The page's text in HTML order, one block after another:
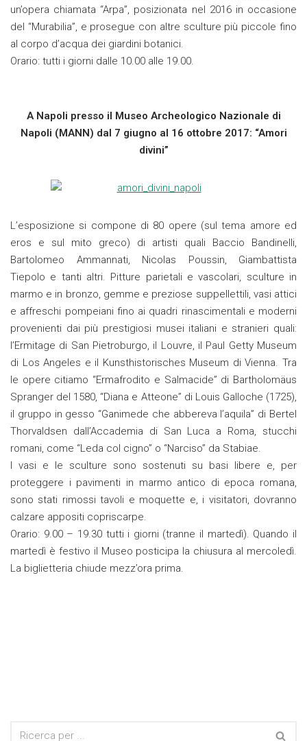
un’opera chiamata “Arpa”, posizionata nel 2016 in occasione
del “Murabilia”, e prosegue con altre sculture più piccole fino
al corpo d’acqua dei giardini botanici.
Orario: tutti i giorni dalle 10.00 alle 19.00.
A Napoli presso il Museo Archeologico Nazionale di
Napoli (MANN) dal 7 giugno al 16 ottobre 2017: “Amori
divini”
L’esposizione si compone di 80 opere (sul tema amore ed
eros e sul mito greco) di artisti quali Baccio Bandinelli,
Bartolomeo Ammannati, Nicolas Poussin, Giambattista
Tiepolo e tanti altri. Pitture parietali e vascolari, sculture in
marmo e in bronzo, gemme e preziose suppellettili, vasi attici
e affreschi pompeiani fino ai quadri rinascimentali e moderni
provenienti dai più prestigiosi musei italiani e stranieri quali:
l’Ermitage di San Pietroburgo, il Louvre, il Paul Getty Museum
di Los Angeles e il Kunsthistorisches Museum di Vienna. Tra
le opere citiamo “Ermafrodito e Salmacide” di Bartholomäus
Spranger del 1580, “Diana e Atteone” di Louis Galloche (1725),
il gruppo in gesso “Ganimede che abbereva l’aquila” di Bertel
Thorvaldsen dall’Accademia di San Luca a Roma, stucchi
romani, come “Leda col cigno” o “Narciso” da Stabiae.
I vasi e le sculture sono sostenuti su basi libere e, per
proteggere i pavimenti in marmo antico di epoca romana,
sono stati rimossi tavoli e moquette e, i visitatori, dovranno
calzare appositi copriscarpe.
Orario: 9.00 – 19.30 tutti i giorni (tranne il martedì). Quando il
martedì è festivo il Museo posticipa la chiusura al mercoledì.
La biglietteria chiude mezz’ora prima.